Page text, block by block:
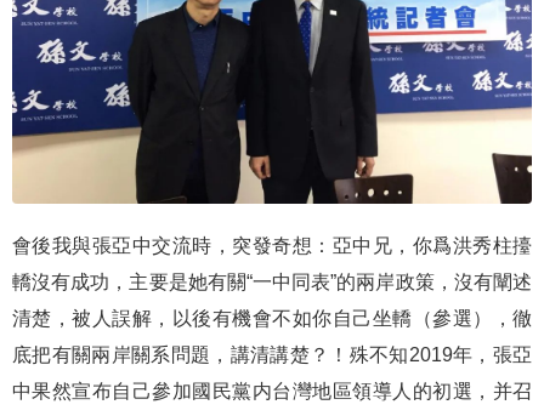
會後我與張亞中交流時，突發奇想：亞中兄，你爲洪秀柱擡
轎沒有成功，主要是她有關“一中同表”的兩岸政策，沒有闡述
清楚，被人誤解，以後有機會不如你自己坐轎（參選），徹
底把有關兩岸關系問題，講清講楚？！殊不知2019年，張亞
中果然宣布自己參加國民黨内台灣地區領導人的初選，并召